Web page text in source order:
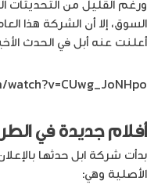
ورغم القليل من التحديثات
السوق، إلا أن الشركة هذا
أعلنت عنه أبل في الحدث
أفلام جديدة في
بدأت شركة ابل حدثها
الأصلية وهي: